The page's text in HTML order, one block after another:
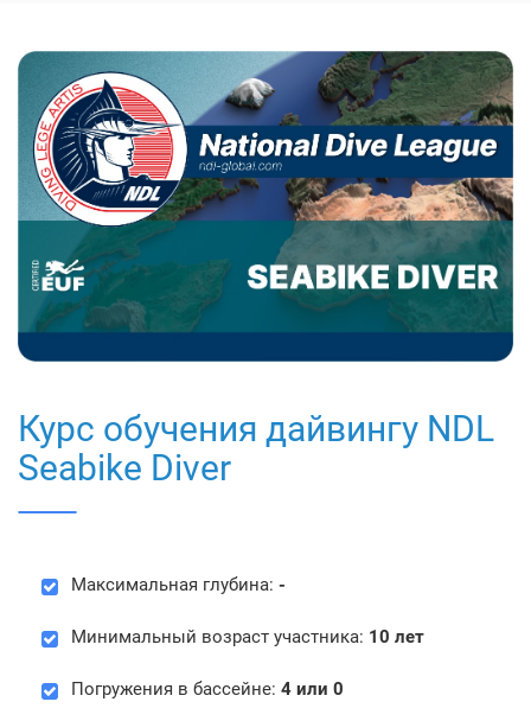
Курс обучения дайвингу NDL
Seabike Diver
Максимальная глубина: -
Минимальный возраст участника: 10 лет
Погружения в бассейне: 4 или 0